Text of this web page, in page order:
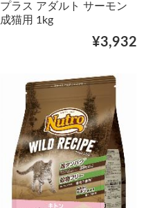
プラス アダルト サーモン
成猫用 1kg
¥3,932